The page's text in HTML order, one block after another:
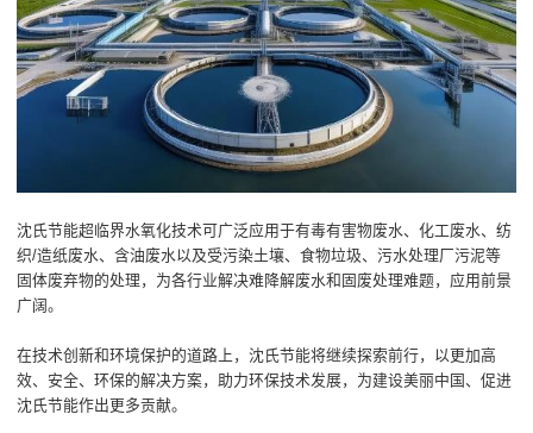
沈氏节能超临界水氧化技术可广泛应用于有毒有害物废水、化工废水、纺
织/造纸废水、含油废水以及受污染土壤、食物垃圾、污水处理厂污泥等
固体废弃物的处理，为各行业解决难降解废水和固废处理难题，应用前景
广阔。
在技术创新和环境保护的道路上，沈氏节能将继续探索前行，以更加高
效、安全、环保的解决方案，助力环保技术发展，为建设美丽中国、促进
沈氏节能作出更多贡献。